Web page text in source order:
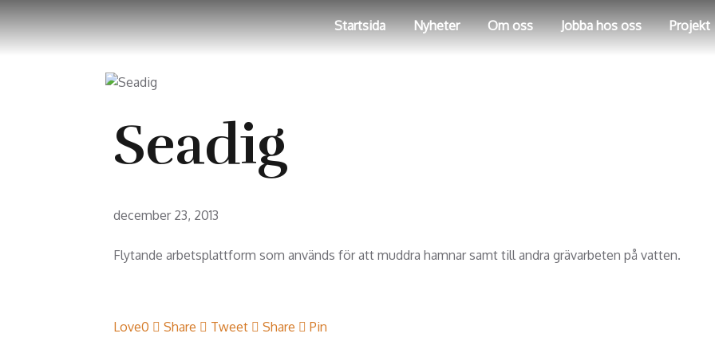
Startsida Nyheter Om oss Jobba hos oss Projekt
Seadig
december 23, 2013
Flytande arbetsplattform som används för att muddra hamnar samt till andra grävarbeten på vatten.
Love0 Share Tweet Share Pin